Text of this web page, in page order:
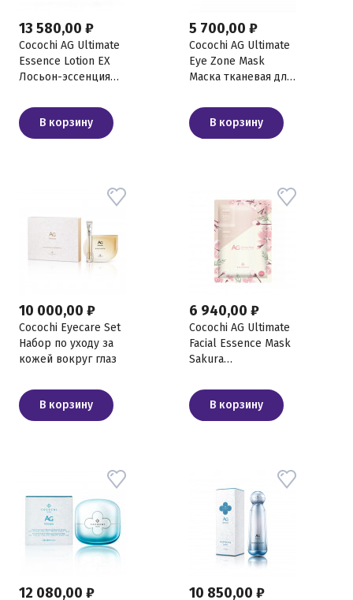
13 580,00 ₽
Cocochi AG Ultimate
Essence Lotion EX
Лосьон-эссенция
В корзину
5 700,00 ₽
Cocochi AG Ultimate
Eye Zone Mask
Маска тканевая для
саше по 2 шт
В корзину
10 000,00 ₽
Cocochi Eyecare Set
Набор по уходу за
кожей вокруг глаз
В корзину
6 940,00 ₽
Cocochi AG Ultimate
Facial Essence Mask
Sakura
тканевая маска для
лица, 5 шт
В корзину
12 080,00 ₽ 10 850,00 ₽